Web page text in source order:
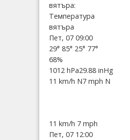
вятъра:
Температура
вятъра
Пет, 07 09:00
29° 85° 25° 77°
68%
1012 hPa29.88 inHg
11 km/h N7 mph N
11 km/h 7 mph
Пет, 07 12:00